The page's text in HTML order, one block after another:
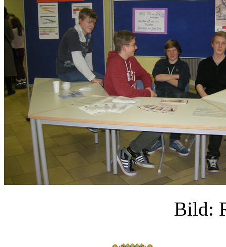
Bild: